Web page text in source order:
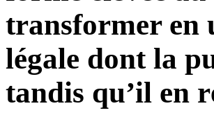
transformer en
légale dont la
tandis qu’il en